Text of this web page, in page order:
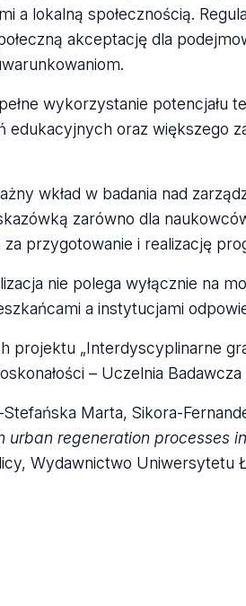
a lokalną społecznością.
akceptację dla
wykorzystanie potencjału
edukacyjnych oraz większego
wkład w badania nad
zarówno dla
przygotowanie i realizację
nie polega wyłącznie na
a instytucjami
projektu „Interdyscyplinarne
– Uczelnia Badawcza
Marta, Sikora-
regeneration processes
Wydawnictwo Uniwersytetu